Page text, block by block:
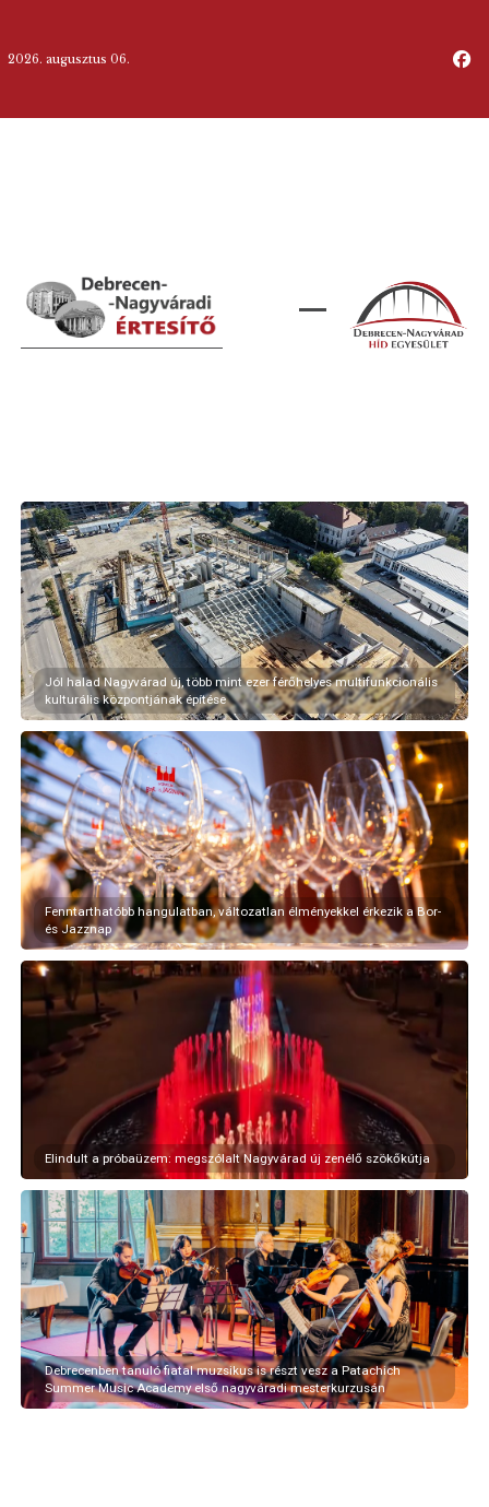
2026. augusztus 06.
Jól halad Nagyvárad új, több mint ezer férőhelyes multifunkcionális
kulturális központjának építése
Fenntarthatóbb hangulatban, változatlan élményekkel érkezik a Bor-
és Jazznap
Elindult a próbaüzem: megszólalt Nagyvárad új zenélő szökőkútja
Debrecenben tanuló fiatal muzsikus is részt vesz a Patachich
Summer Music Academy első nagyváradi mesterkurzusán